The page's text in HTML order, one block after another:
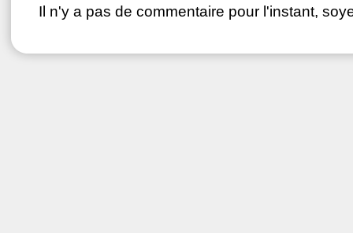
Il n'y a pas de commentaire pour l'instant,